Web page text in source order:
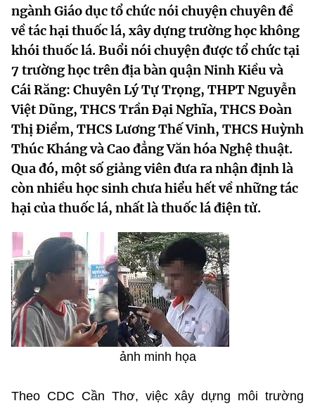
Chức năng nhiệm vụ
Cơ cấu tổ chức
Lịch sử phát triển
Sở Khoa học và Công nghệ
Tin tức sự kiện
Khoa học và Công nghệ
Đổi mới sáng tạo
Chuyển đổi số
Bưu chính, Viễn thông
Sở hữu trí tuệ
Tiêu chuẩn, đo lường, chất lượng
Năng lượng nguyên tử
Tin tổng hợp
Tin địa phương
Dịch vụ công
Hệ thống văn bản
Văn bản QPPL
Văn bản chỉ đạo điều hành
Lấy ý kiến người dân về dự thảo VBQPPL
MST IOFFICE
THỐNG KÊ
Khoa học và Công nghệ
Đổi mới sáng tạo
Chuyển đổi số
Bưu chính, Viễn thông
Sở hữu trí tuệ
Tiêu chuẩn, đo lường, chất lượng
Multimedia
THƯ ĐIỆN TỬ
Khác
Videos
Infographic
Ảnh
Voice
ngành Giáo dục tổ chức nói chuyện chuyên đề
về tác hại thuốc lá, xây dựng trường học không
khói thuốc lá. Buổi nói chuyện được tổ chức tại
7 trường học trên địa bàn quận Ninh Kiều và
Cái Răng: Chuyên Lý Tự Trọng, THPT Nguyễn
Việt Dũng, THCS Trần Đại Nghĩa, THCS Đoàn
Thị Điểm, THCS Lương Thế Vinh, THCS Huỳnh
Thúc Kháng và Cao đẳng Văn hóa Nghệ thuật.
Qua đó, một số giảng viên đưa ra nhận định là
còn nhiều học sinh chưa hiểu hết về những tác
hại của thuốc lá, nhất là thuốc lá điện tử.
ảnh minh họa
Theo CDC Cần Thơ, việc xây dựng môi trường